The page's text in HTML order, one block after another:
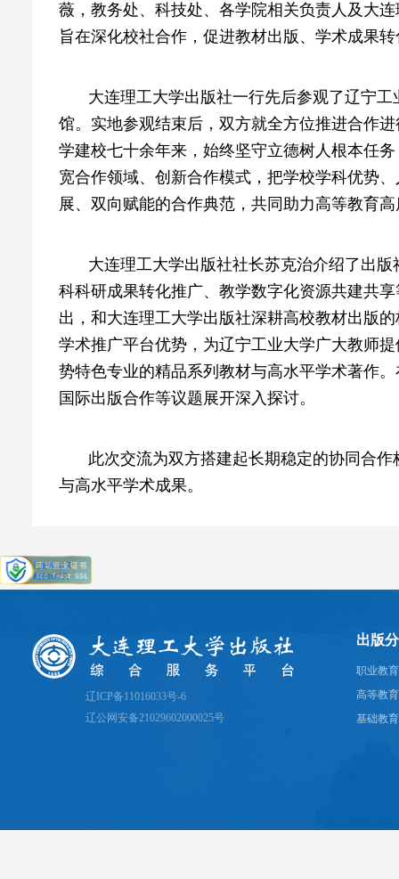
薇，教务处、科技处、各学院相关负责人及大
旨在深化校社合作，促进教材出版、学术成果
大连理工大学出版社一行先后参观了辽宁
馆。实地参观结束后，双方就全方位推进合作
学建校七十余年来，始终坚守立德树人根本任
宽合作领域、创新合作模式，把学校学科优势
展、双向赋能的合作典范，共同助力高等教育
大连理工大学出版社社长苏克治介绍了出
科科研成果转化推广、教学数字化资源共建共
出，和大连理工大学出版社深耕高校教材出版
学术推广平台优势，为辽宁工业大学广大教师
势特色专业的精品系列教材与高水平学术著作
国际出版合作等议题展开深入探讨。
此次交流为双方搭建起长期稳定的协同合
与高水平学术成果。
辽ICP备11016033号-6
辽公网安备21029602000025号
出版
职业教
高等教
基础教